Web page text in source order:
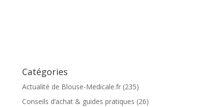
Catégories
Actualité de Blouse-Medicale.fr(235)
Conseils d’achat & guides pratiques (26)